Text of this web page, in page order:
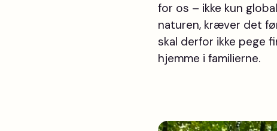
for os – ikke kun
naturen, kræver det
skal derfor ikke pege
hjemme i familierne.